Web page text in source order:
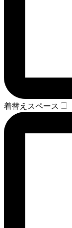
着替えスペース